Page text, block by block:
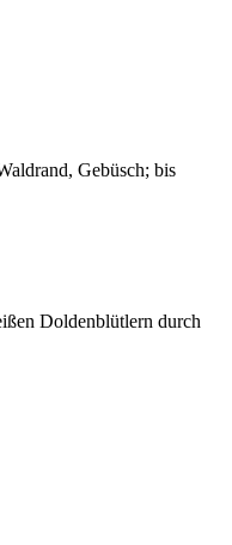
Gebüsch; bis
Doldenblütlern durch